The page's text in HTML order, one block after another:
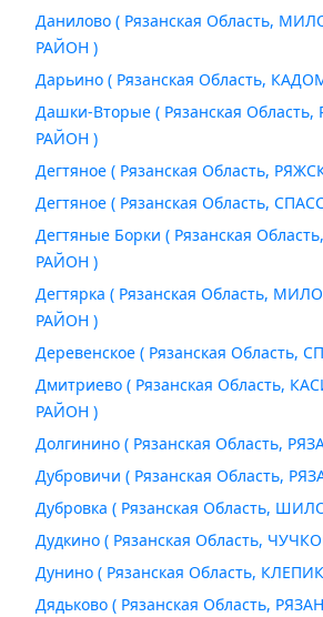
Данилово ( Рязанская Область,
РАЙОН )
Дарьино ( Рязанская Область,
Дашки-Вторые ( Рязанская
РАЙОН )
Дегтяное ( Рязанская Область,
Дегтяное ( Рязанская Область,
Дегтяные Борки ( Рязанская
РАЙОН )
Дегтярка ( Рязанская Область,
РАЙОН )
Деревенское ( Рязанская Область,
Дмитриево ( Рязанская Область,
РАЙОН )
Долгинино ( Рязанская Область,
Дубровичи ( Рязанская Область,
Дубровка ( Рязанская Область,
Дудкино ( Рязанская Область,
Дунино ( Рязанская Область,
Дядьково ( Рязанская Область,